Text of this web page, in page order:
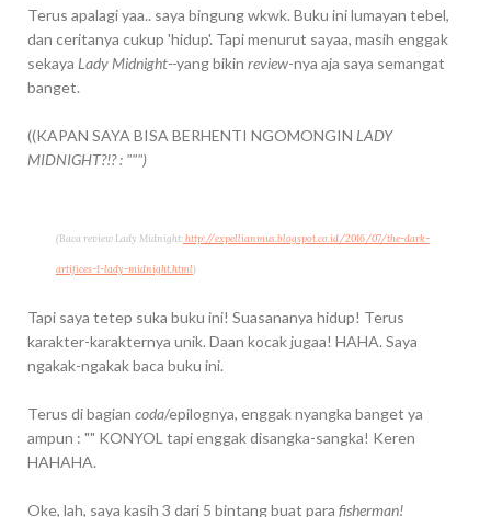
Terus apalagi yaa.. saya bingung wkwk. Buku ini lumayan tebel,
dan ceritanya cukup 'hidup'. Tapi menurut sayaa, masih enggak
sekaya Lady Midnight--yang bikin review-nya aja saya semangat
banget.
((KAPAN SAYA BISA BERHENTI NGOMONGIN LADY
MIDNIGHT?!? : """)
(Baca review Lady Midnight:http://expellianmus.blogspot.co.id/2016/07/the-dark-
artifices-1-lady-midnight.html)
Tapi saya tetep suka buku ini! Suasananya hidup! Terus
karakter-karakternya unik. Daan kocak jugaa! HAHA. Saya
ngakak-ngakak baca buku ini.
Terus di bagian coda/epilognya, enggak nyangka banget ya
ampun : "" KONYOL tapi enggak disangka-sangka! Keren
HAHAHA.
Oke, lah, saya kasih 3 dari 5 bintang buat para fisherman!